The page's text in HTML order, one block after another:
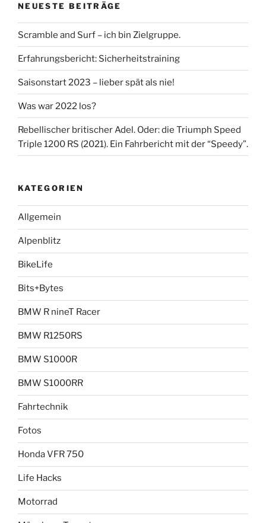
NEUESTE BEITRÄGE
Scramble and Surf – ich bin Zielgruppe.
Erfahrungsbericht: Sicherheitstraining
Saisonstart 2023 – lieber spät als nie!
Was war 2022 los?
Rebellischer britischer Adel. Oder: die Triumph Speed
Triple 1200 RS (2021). Ein Fahrbericht mit der “Speedy”.
KATEGORIEN
Allgemein
Alpenblitz
BikeLife
Bits+Bytes
BMW R nineT Racer
BMW R1250RS
BMW S1000R
BMW S1000RR
Fahrtechnik
Fotos
Honda VFR 750
Life Hacks
Motorrad